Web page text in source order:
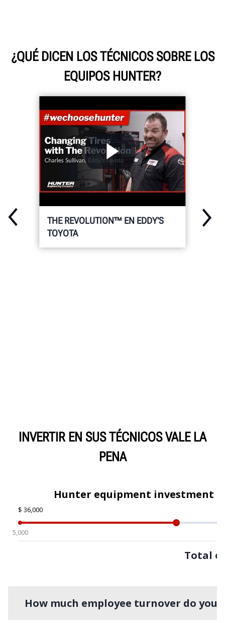
¿QUÉ DICEN LOS TÉCNICOS SOBRE LOS
EQUIPOS HUNTER?
THE REVOLUTION™ EN EDDY'S
TOYOTA
INVERTIR EN SUS TÉCNICOS VALE LA
PENA